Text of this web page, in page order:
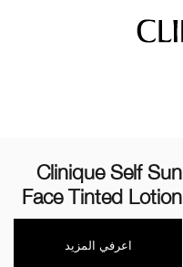
Clinique Self Sun
Face Tinted Lotion
اعرفي المزيد